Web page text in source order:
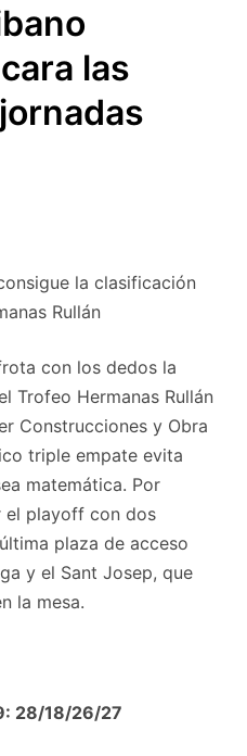
las
la clasificación
Rullán
con los dedos la
Trofeo Hermanas Rullán
Construcciones y Obra
triple empate evita
matemática. Por
el playoff con dos
plaza de acceso
y el Sant Josep, que
la mesa.
28/18/26/27